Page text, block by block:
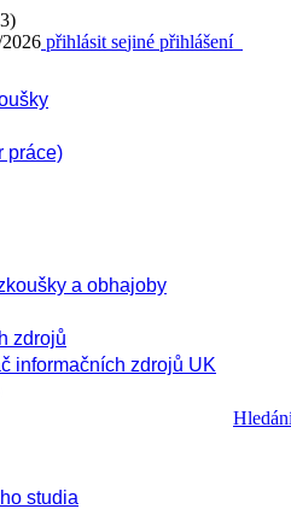
přihlásit sejiné přihlášení
práce)
a obhajoby
zdrojů
informačních zdrojů UK
studia